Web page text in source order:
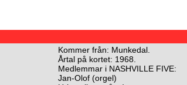
Kommer från: Munkedal.
Årtal på kortet: 1968.
Medlemmar i NASHVILLE FIVE:
Jan-Olof (orgel)